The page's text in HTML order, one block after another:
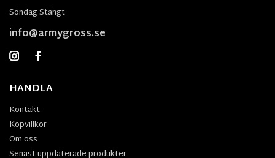
Söndag Stängt
info@armygross.se
HANDLA
Kontakt
Köpvillkor
Om oss
Senast uppdaterade produkter